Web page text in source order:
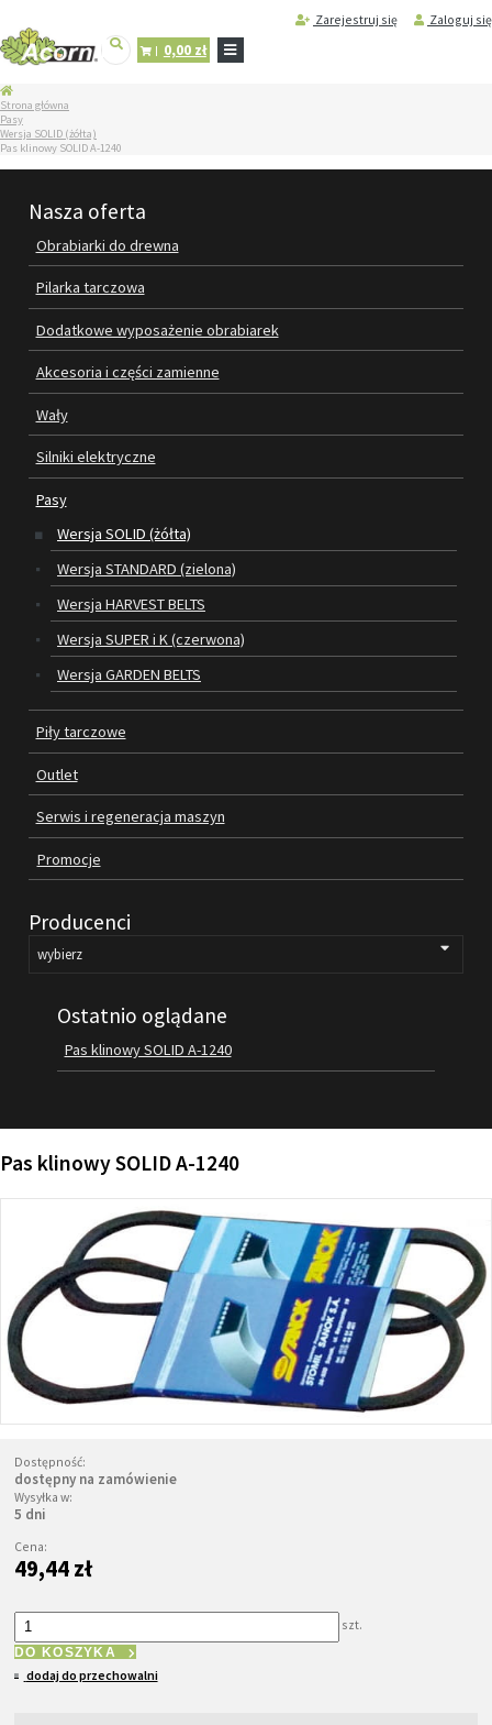
Zarejestruj się Zaloguj się
0,00 zł
STRONA
GŁÓWNA
SERWIS
MASZYN
OBRABIARKI DO DREWNA
DODATKOWE WYPOSAŻENIE
OBRABIAREK
AKCESORIA I CZĘŚCI ZAMIENNE
WAŁY
SILNIKI ELEKTRYCZNE
PIŁY TARCZOWE
OUTLET
SERWIS I REGENERACJA MASZYN
PROMOCJE
REGULAMIN
KATALOGI
OBRABIARKI DO DREWNA
SILNIKI ELEKTRYCZNE
KONTAKT
Strona główna
Pasy
Wersja SOLID (żółta)
Pas klinowy SOLID A-1240
Nasza oferta
Obrabiarki do drewna
Pilarka tarczowa
Dodatkowe wyposażenie obrabiarek
Akcesoria i części zamienne
Wały
Silniki elektryczne
Pasy
Wersja SOLID (żółta)
Wersja STANDARD (zielona)
Wersja HARVEST BELTS
Wersja SUPER i K (czerwona)
Wersja GARDEN BELTS
Piły tarczowe
Outlet
Serwis i regeneracja maszyn
Promocje
Producenci
Ostatnio oglądane
Pas klinowy SOLID A-1240
Pas klinowy SOLID A-1240
Dostępność:
dostępny na zamówienie
Wysyłka w:
5 dni
Cena:
49,44 zł
szt.
DO KOSZYKA
dodaj do przechowalni